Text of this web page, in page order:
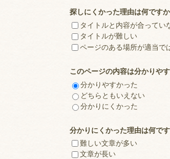
探しにくかった理由は何ですか
タイトルと内容が合ってい
タイトルが難しい
ページのある場所が適当で
このページの内容は分かりや
分かりやすかった
どちらともいえない
分かりにくかった
分かりにくかった理由は何で
難しい文章が多い
文章が長い